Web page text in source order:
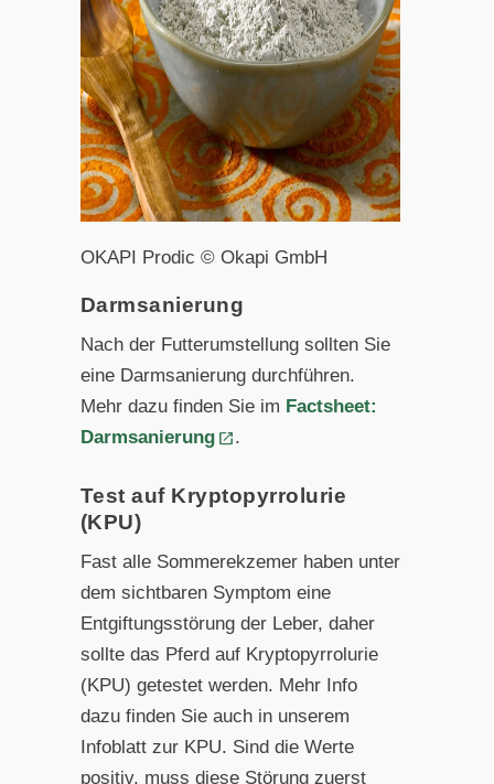
OKAPI Prodic © Okapi GmbH
Darmsanierung
Nach der Futterumstellung sollten Sie
eine Darmsanierung durchführen.
Mehr dazu finden Sie im Factsheet:
Darmsanierung
.
Test auf Kryptopyrrolurie
(KPU)
Fast alle Sommerekzemer haben unter
dem sichtbaren Symptom eine
Entgiftungsstörung der Leber, daher
sollte das Pferd auf Kryptopyrrolurie
(KPU) getestet werden. Mehr Info
dazu finden Sie auch in unserem
Infoblatt zur KPU. Sind die Werte
positiv, muss diese Störung zuerst